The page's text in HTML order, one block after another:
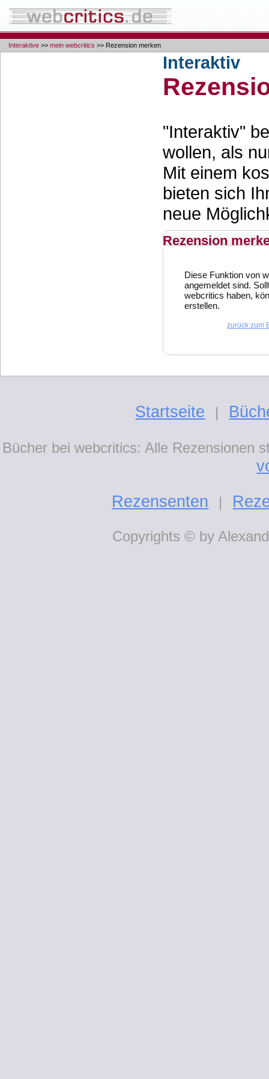
Interaktive >> mein webcritics >> Rezension merken
Interaktiv
"Interaktiv"
wollen, als
Mit einem
bieten sich
neue
Rezension
Diese Funktion von
angemeldet sind.
webcritics haben,
erstellen.
zurück zum
Startseite |
Bücher bei webcritics: Alle Rezensionen
Rezensenten
|
Copyrights © by